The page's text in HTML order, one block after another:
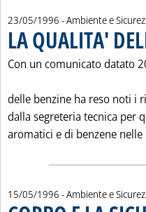
23/05/1996 - Ambiente e
LA QUALITA'
Con un comunicato datato
delle benzine ha reso noti i
dalla segreteria tecnica per
aromatici e di benzene
15/05/1996 - Ambiente e